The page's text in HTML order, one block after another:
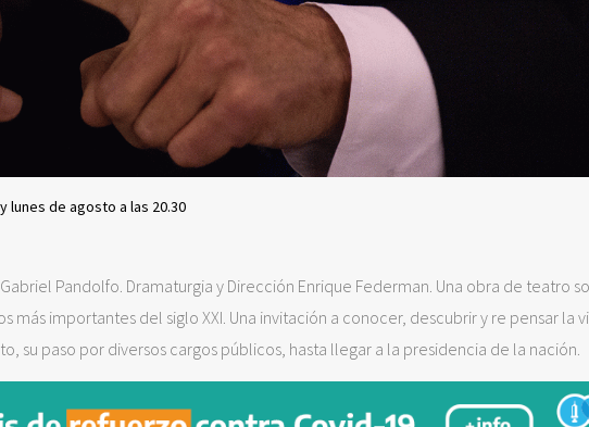
lunes de agosto a las 20.30
Pandolfo. Dramaturgia y Dirección Enrique Federman. Una obra de teatro
importantes del siglo XXI. Una invitación a conocer, descubrir y re pensar la
su paso por diversos cargos públicos, hasta llegar a la presidencia de la nación.